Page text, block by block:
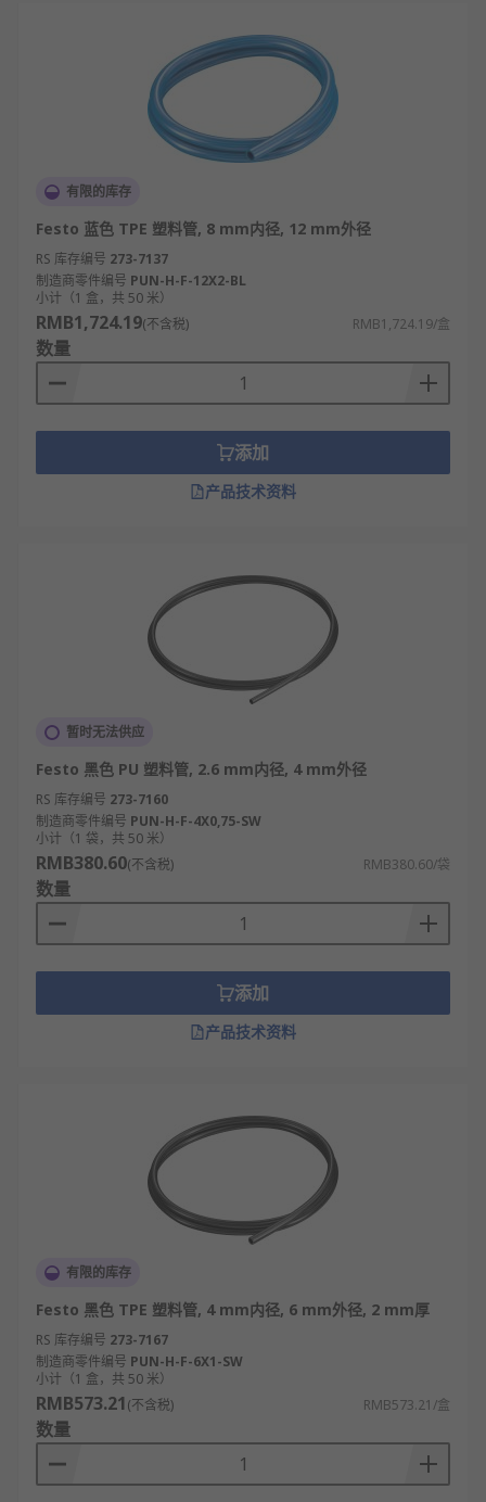
有限的库存
Festo 蓝色 TPE 塑料管, 8 mm内径, 12 mm外径
RS 库存编号 273-7137
制造商零件编号 PUN-H-F-12X2-BL
小计（1 盒，共 50 米）
RMB1,724.19(不含税) RMB1,724.19/盒
数量
添加
产品技术资料
暂时无法供应
Festo 黑色 PU 塑料管, 2.6 mm内径, 4 mm外径
RS 库存编号 273-7160
制造商零件编号 PUN-H-F-4X0,75-SW
小计（1 袋，共 50 米）
RMB380.60(不含税) RMB380.60/袋
数量
添加
产品技术资料
有限的库存
Festo 黑色 TPE 塑料管, 4 mm内径, 6 mm外径, 2 mm厚
RS 库存编号 273-7167
制造商零件编号 PUN-H-F-6X1-SW
小计（1 盒，共 50 米）
RMB573.21(不含税) RMB573.21/盒
数量